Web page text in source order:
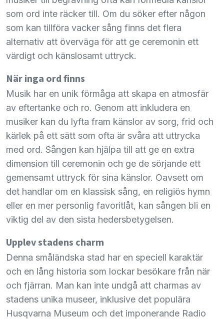
som ord inte räcker till. Om du söker efter någon
som kan tillföra vacker sång finns det flera
alternativ att överväga för att ge ceremonin ett
värdigt och känslosamt uttryck.
När inga ord finns
Musik har en unik förmåga att skapa en atmosfär
av eftertanke och ro. Genom att inkludera en
musiker kan du lyfta fram känslor av sorg, frid och
kärlek på ett sätt som ofta är svåra att uttrycka
med ord. Sången kan hjälpa till att ge en extra
dimension till ceremonin och ge de sörjande ett
gemensamt uttryck för sina känslor. Oavsett om
det handlar om en klassisk sång, en religiös hymn
eller en mer personlig favoritlåt, kan sången bli en
viktig del av den sista hedersbetygelsen.
Upplev stadens charm
Denna småländska stad har en speciell karaktär
och en lång historia som lockar besökare från när
och fjärran. Man kan inte undgå att charmas av
stadens unika museer, inklusive det populära
Husqvarna Museum och det imponerande Radio